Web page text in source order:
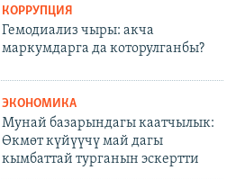
КОРРУПЦИЯ
Гемодиализ чыры: акча
маркумдарга да которулганбы?
ЭКОНОМИКА
Мунай базарындагы каатчылык:
Өкмөт күйүүчү май дагы
кымбаттай турганын эскертти